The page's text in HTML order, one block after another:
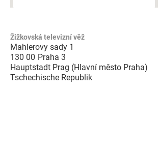
Žižkovská televizní věž
Mahlerovy sady 1
130 00 Praha 3
Hauptstadt Prag (Hlavní město Praha)
Tschechische Republik